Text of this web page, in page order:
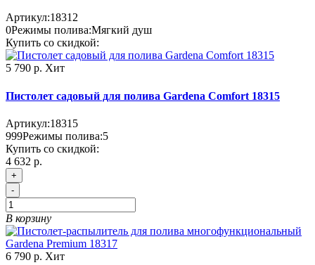
Артикул:18312
0Режимы полива:Мягкий душ
Купить со скидкой:
5 790 р. Хит
Пистолет садовый для полива Gardena Comfort 18315
Артикул:18315
999Режимы полива:5
Купить со скидкой:
4 632 р.
+
-
В корзину
6 790 р. Хит